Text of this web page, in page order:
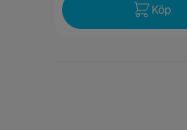
Köp